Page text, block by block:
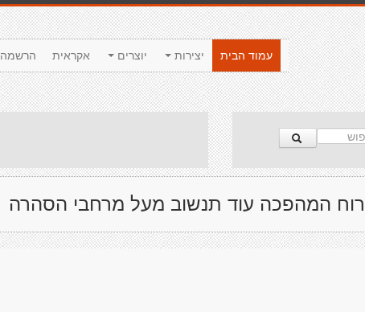
הרשמה אקראית יוצרים יצירות
עמוד הבית
רוח המהפכה עוד תנשוב מעל מרחבי הסהרה